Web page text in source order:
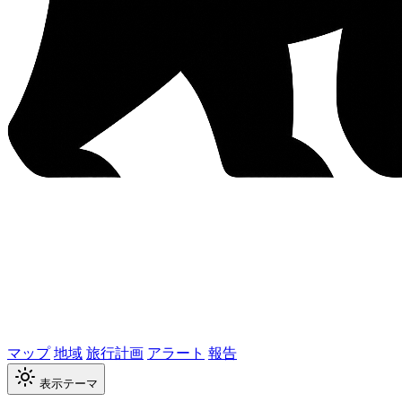
マップ地域旅行計画 アラート 報告
表示テーマ